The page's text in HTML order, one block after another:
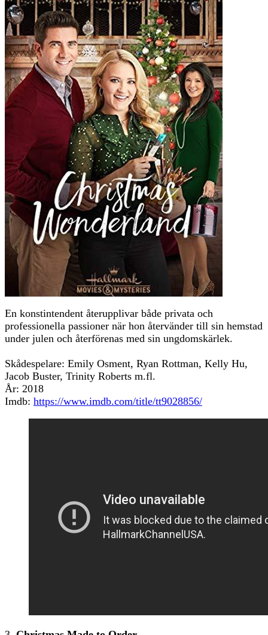
En konstintendent återupplivar både privata och
professionella passioner när hon återvänder till sin hemstad
under julen och återförenas med sin ungdomskärlek.
Skådespelare: Emily Osment, Ryan Rottman, Kelly Hu,
Jacob Buster, Trinity Roberts m.fl.
År: 2018
Imdb: https://www.imdb.com/title/tt9028856/